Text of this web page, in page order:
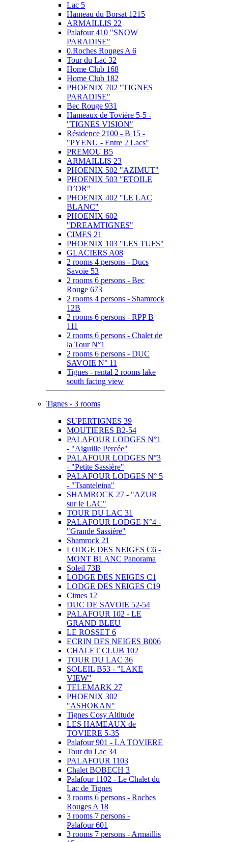
Lac 5
Hameau du Borsat 1215
ARMAILLIS 22
Palafour 410 "SNOW
PARADISE"
0.Roches Rouges A 6
Tour du Lac 32
Home Club 168
Home Club 182
PHOENIX 702 "TIGNES
PARADISE"
Bec Rouge 931
Hameaux de Tovière 5-5 -
"TIGNES VISION"
Résidence 2100 - B 15 -
"PYENU - Entre 2 Lacs"
PREMOU B5
ARMAILLIS 23
PHOENIX 502 "AZIMUT"
PHOENIX 503 "ETOILE
D’OR"
PHOENIX 402 "LE LAC
BLANC"
PHOENIX 602
"DREAMTIGNES"
CIMES 21
PHOENIX 103 "LES TUFS"
GLACIERS A08
2 rooms 4 persons - Ducs
Savoie 53
2 rooms 6 persons - Bec
Rouge 673
2 rooms 4 persons - Shamrock
12B
2 rooms 6 persons - RPP B
111
2 rooms 6 persons - Chalet de
la Tour N°1
2 rooms 6 persons - DUC
SAVOIE N° 11
Tignes - rental 2 rooms lake
south facing view
Tignes - 3 rooms
SUPERTIGNES 39
MOUTIERES B2-54
PALAFOUR LODGES N°1
- "Aiguille Percée"
PALAFOUR LODGES N°3
- "Petite Sassière"
PALAFOUR LODGES N° 5
- "Tsanteleina"
SHAMROCK 27 - "AZUR
sur le LAC"
TOUR DU LAC 31
PALAFOUR LODGE N°4 -
"Grande Sassière"
Shamrock 21
LODGE DES NEIGES C6 -
MONT BLANC Panorama
Soleil 73B
LODGE DES NEIGES C1
LODGE DES NEIGES C19
Cimes 12
DUC DE SAVOIE 52-54
PALAFOUR 102 - LE
GRAND BLEU
LE ROSSET 6
ECRIN DES NEIGES B006
CHALET CLUB 102
TOUR DU LAC 36
SOLEIL B53 - "LAKE
VIEW"
TELEMARK 27
PHOENIX 302
"ASHOKAN"
Tignes Cosy Altitude
LES HAMEAUX de
TOVIERE 5-35
Palafour 901 - LA TOVIERE
Tour du Lac 34
PALAFOUR 1103
Chalet BOBECH 3
Palafour 1102 - Le Chalet du
Lac de Tignes
3 rooms 6 persons - Roches
Rouges A 18
3 rooms 7 persons -
Palafour 601
3 rooms 7 persons - Armaillis